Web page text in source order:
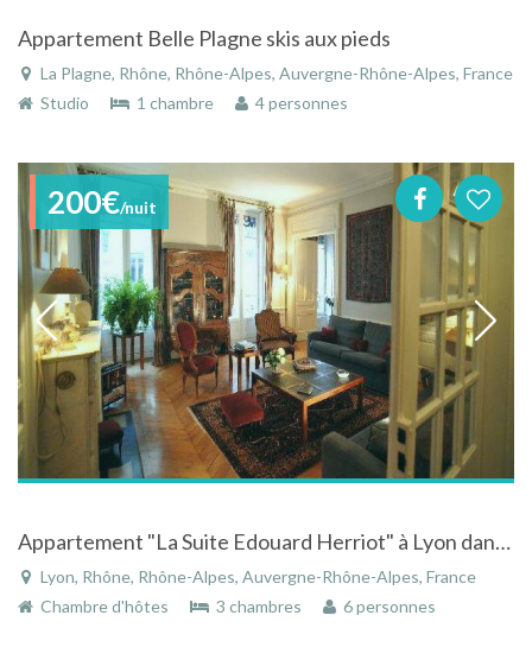
Appartement Belle Plagne skis aux pieds
La Plagne, Rhône, Rhône-Alpes, Auvergne-Rhône-Alpes, France
Studio
1 chambre 4 personnes
200€/nuit
Appartement "La Suite Edouard Herriot" à Lyon dans le Rhône en Rhône-Alpes
Lyon, Rhône, Rhône-Alpes, Auvergne-Rhône-Alpes, France
Chambre d'hôtes
3 chambres 6 personnes